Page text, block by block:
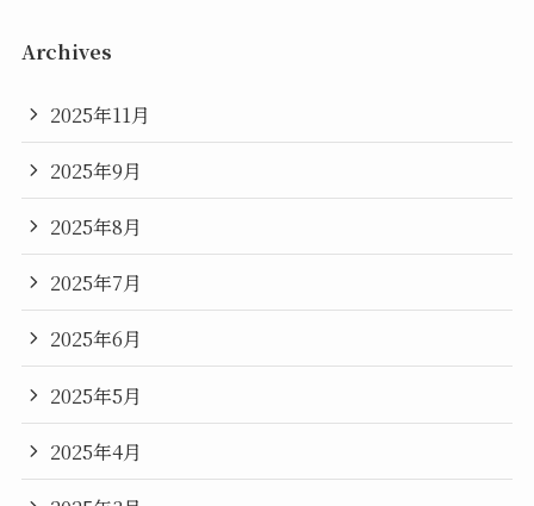
Archives
2025年11月
2025年9月
2025年8月
2025年7月
2025年6月
2025年5月
2025年4月